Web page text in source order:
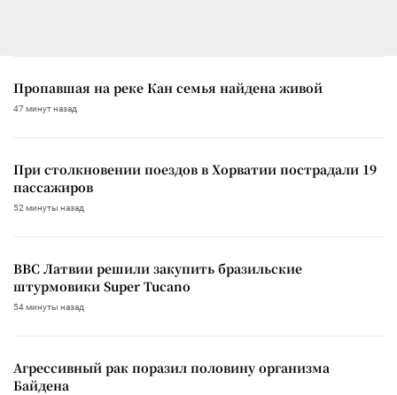
Пропавшая на реке Кан семья найдена живой
47 минут назад
При столкновении поездов в Хорватии пострадали 19
пассажиров
52 минуты назад
ВВС Латвии решили закупить бразильские
штурмовики Super Tucano
54 минуты назад
Агрессивный рак поразил половину организма
Байдена